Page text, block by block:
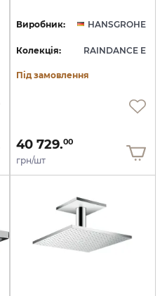
Виробник: HANSGROHE
Колекція: RAINDANCE E
Під замовлення
40 729.00
грн/шт